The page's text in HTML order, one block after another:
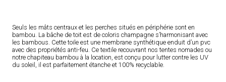
Seuls les mâts centraux et les perches situés en périphérie sont en
bambou. La bâche de toit est de coloris champagne s’harmonisant avec
les bambous. Cette toile est une membrane synthétique enduit d’un pvc
avec des propriétés anti-feu. Ce textile recouvrant nos tentes nomades ou
notre chapiteau bambou à la location, est conçu pour lutter contre les UV
du soleil, il est parfaitement étanche et 100% recyclable.